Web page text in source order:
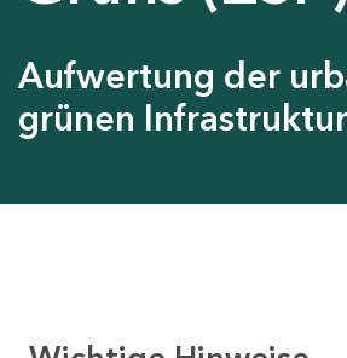
Aufwertung der
grünen Infrastruktur